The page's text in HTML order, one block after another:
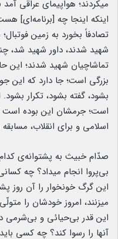
میکردند؛ هواپیمای عراقی
اینکه اینجا چه [برنامه‌ای]
تصادفاً بخورد به زمین
شهید شدند، داور شهید شد،
تماشاچیان شهید شدند؛ این
بزرگی است؛ جا دارد که این‌
بشود، گفته بشود، تکرار
است؛ جرمشان این بوده است
اسلامی و برای انقلاب،
صدّام خبیث به پشتوانه‌ی
بی‌پروا انجام میداد؟ چه
این گرگ خونخوار را آن روز
میزنند، امروز خودشان را
این ‌قدر بی‌حیائی و بی‌شرمی
آنها را رسوا کند؟ چه کسی